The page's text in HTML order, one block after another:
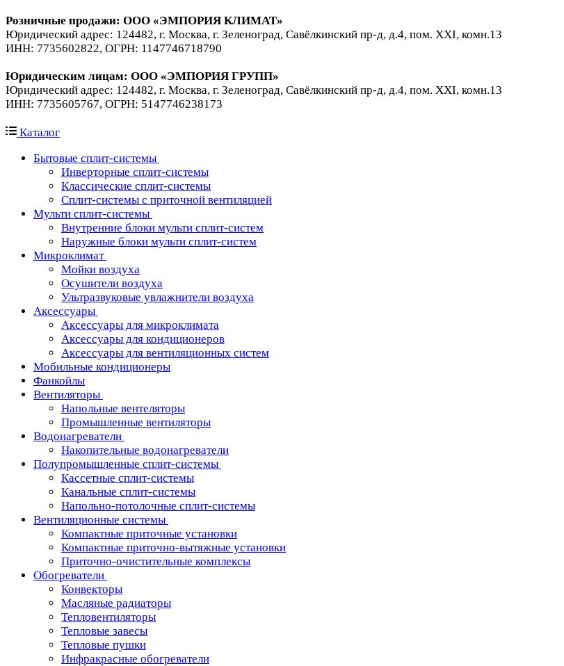
Розничные продажи: ООО «ЭМПОРИЯ КЛИМАТ»
Юридический адрес: 124482, г. Москва, г. Зеленоград, Савёлкинский пр-д, д.4, пом. XXI, комн.13
ИНН: 7735602822, ОГРН: 1147746718790
Юридическим лицам: ООО «ЭМПОРИЯ ГРУПП»
Юридический адрес: 124482, г. Москва, г. Зеленоград, Савёлкинский пр-д, д.4, пом. XXI, комн.13
ИНН: 7735605767, ОГРН: 5147746238173
Каталог
Бытовые сплит-системы
Инверторные сплит-системы
Классические сплит-системы
Сплит-системы с приточной вентиляцией
Мульти сплит-системы
Внутренние блоки мульти сплит-систем
Наружные блоки мульти сплит-систем
Микроклимат
Мойки воздуха
Осушители воздуха
Ультразвуковые увлажнители воздуха
Аксессуары
Аксессуары для микроклимата
Аксессуары для кондиционеров
Аксессуары для вентиляционных систем
Мобильные кондиционеры
Фанкойлы
Вентиляторы
Напольные вентеляторы
Промышленные вентиляторы
Водонагреватели
Накопительные водонагреватели
Полупромышленные сплит-системы
Кассетные сплит-системы
Канальные сплит-системы
Напольно-потолочные сплит-системы
Вентиляционные системы
Компактные приточные установки
Компактные приточно-вытяжные установки
Приточно-очистительные комплексы
Обогреватели
Конвекторы
Масляные радиаторы
Тепловентиляторы
Тепловые завесы
Тепловые пушки
Инфракрасные обогреватели